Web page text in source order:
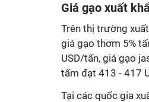
Giá gạo xuất
Trên thị trường
giá gạo thơm 5%
USD/tấn, giá gạo
tấm đạt 413 - 417
Tại các quốc gia